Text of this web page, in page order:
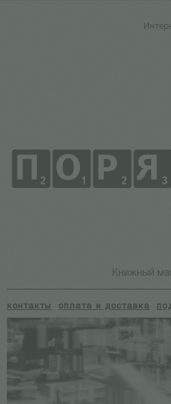
Книжный
контакты оплата и доставка